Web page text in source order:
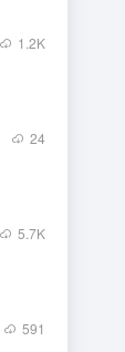
1.2K
24
5.7K
591